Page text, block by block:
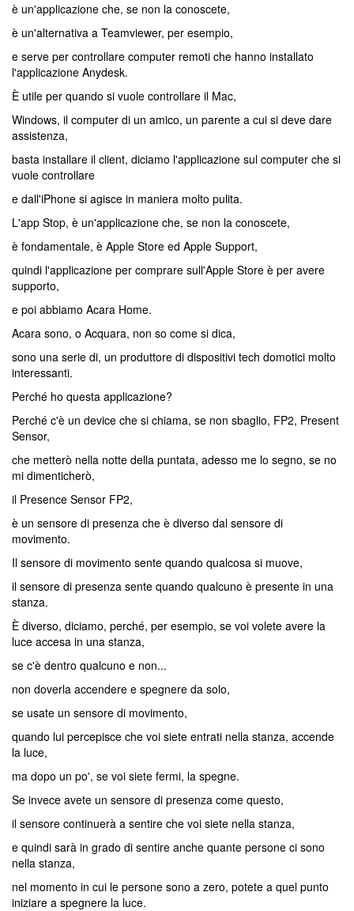
è un'applicazione che, se non la conoscete,
è un'alternativa a Teamviewer, per esempio,
e serve per controllare computer remoti che hanno installato
l'applicazione Anydesk.
È utile per quando si vuole controllare il Mac,
Windows, il computer di un amico, un parente a cui si deve dare
assistenza,
basta installare il client, diciamo l'applicazione sul computer che si
vuole controllare
e dall'iPhone si agisce in maniera molto pulita.
L'app Stop, è un'applicazione che, se non la conoscete,
è fondamentale, è Apple Store ed Apple Support,
quindi l'applicazione per comprare sull'Apple Store è per avere
supporto,
e poi abbiamo Acara Home.
Acara sono, o Acquara, non so come si dica,
sono una serie di, un produttore di dispositivi tech domotici molto
interessanti.
Perché ho questa applicazione?
Perché c'è un device che si chiama, se non sbaglio, FP2, Present
Sensor,
che metterò nella notte della puntata, adesso me lo segno, se no
mi dimenticherò,
il Presence Sensor FP2,
è un sensore di presenza che è diverso dal sensore di
movimento.
Il sensore di movimento sente quando qualcosa si muove,
il sensore di presenza sente quando qualcuno è presente in una
stanza.
È diverso, diciamo, perché, per esempio, se voi volete avere la
luce accesa in una stanza,
se c'è dentro qualcuno e non...
non doverla accendere e spegnere da solo,
se usate un sensore di movimento,
quando lui percepisce che voi siete entrati nella stanza, accende
la luce,
ma dopo un po', se voi siete fermi, la spegne.
Se invece avete un sensore di presenza come questo,
il sensore continuerà a sentire che voi siete nella stanza,
e quindi sarà in grado di sentire anche quante persone ci sono
nella stanza,
nel momento in cui le persone sono a zero, potete a quel punto
iniziare a spegnere la luce.